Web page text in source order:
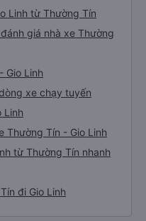
Linh từ Thường Tín
giá nhà xe Thường
Gio Linh
xe chạy tuyến
Linh
Thường Tín - Gio Linh
từ Thường Tín nhanh
đi Gio Linh